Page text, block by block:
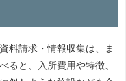
料請求・情報収集は、ま
ると、入所費用や特徴、